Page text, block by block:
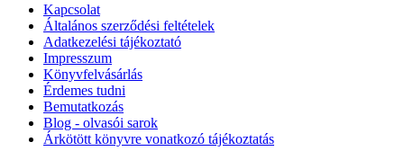
Kapcsolat
Általános szerződési feltételek
Adatkezelési tájékoztató
Impresszum
Könyvfelvásárlás
Érdemes tudni
Bemutatkozás
Blog - olvasói sarok
Árkötött könyvre vonatkozó tájékoztatás